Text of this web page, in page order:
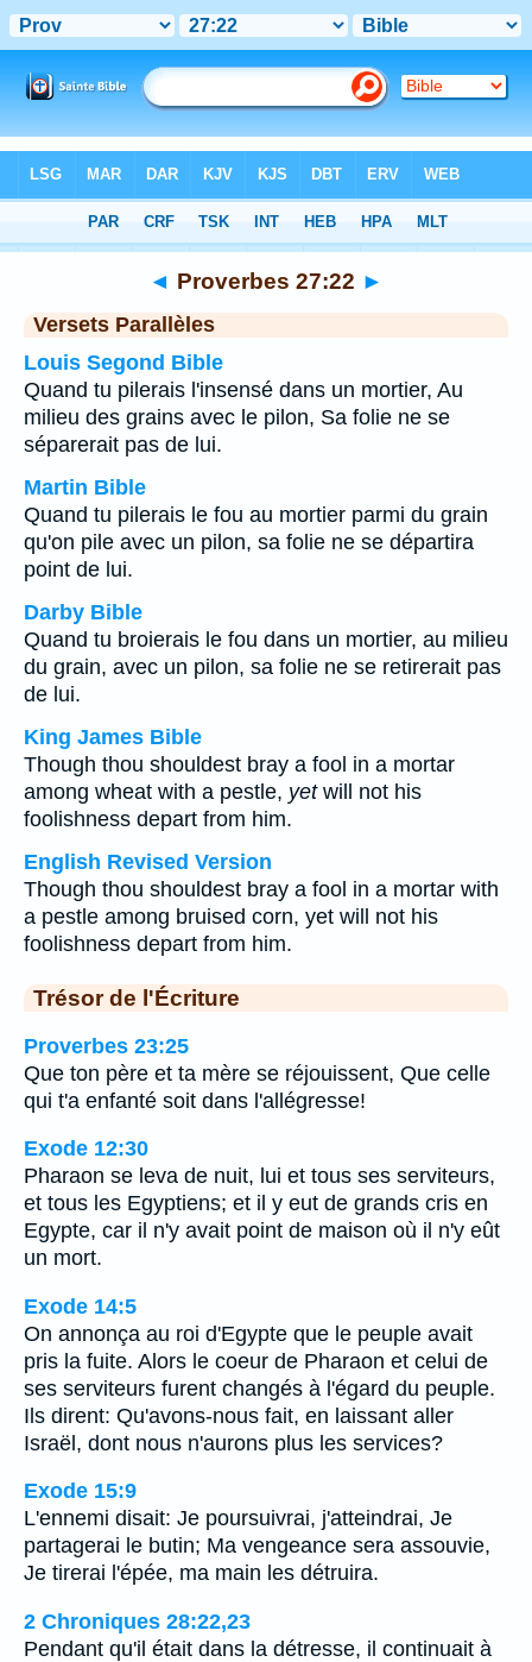
Chapitre 27 > Verset 22
◄ Proverbes 27:22 ►
Versets Parallèles
Louis Segond Bible
Quand tu pilerais l'insensé dans un mortier, Au
milieu des grains avec le pilon, Sa folie ne se
séparerait pas de lui.
Martin Bible
Quand tu pilerais le fou au mortier parmi du grain
qu'on pile avec un pilon, sa folie ne se départira
point de lui.
Darby Bible
Quand tu broierais le fou dans un mortier, au milieu
du grain, avec un pilon, sa folie ne se retirerait pas
de lui.
King James Bible
Though thou shouldest bray a fool in a mortar
among wheat with a pestle, yetwill not his
foolishness depart from him.
English Revised Version
Though thou shouldest bray a fool in a mortar with
a pestle among bruised corn, yet will not his
foolishness depart from him.
Trésor de l'Écriture
Proverbes 23:25
Que ton père et ta mère se réjouissent, Que celle
qui t'a enfanté soit dans l'allégresse!
Exode 12:30
Pharaon se leva de nuit, lui et tous ses serviteurs,
et tous les Egyptiens; et il y eut de grands cris en
Egypte, car il n'y avait point de maison où il n'y eût
un mort.
Exode 14:5
On annonça au roi d'Egypte que le peuple avait
pris la fuite. Alors le coeur de Pharaon et celui de
ses serviteurs furent changés à l'égard du peuple.
Ils dirent: Qu'avons-nous fait, en laissant aller
Israël, dont nous n'aurons plus les services?
Exode 15:9
L'ennemi disait: Je poursuivrai, j'atteindrai, Je
partagerai le butin; Ma vengeance sera assouvie,
Je tirerai l'épée, ma main les détruira.
2 Chroniques 28:22,23
Pendant qu'il était dans la détresse, il continuait à